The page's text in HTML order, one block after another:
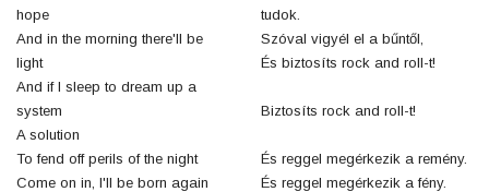
hope
And in the morning there'll be
light
And if I sleep to dream up a
system
A solution
To fend off perils of the night
Come on in, I'll be born again
tudok.
Szóval vigyél el a bűntől,
És biztosíts rock and roll-t!
Biztosíts rock and roll-t!
És reggel megérkezik a remény.
És reggel megérkezik a fény.